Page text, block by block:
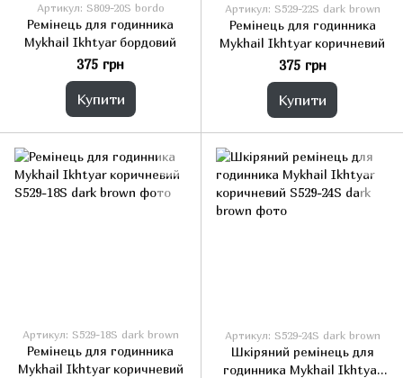
Артикул: S809-20S bordo
Ремінець для годинника
Mykhail Ikhtyar бордовий
375 грн
Купити
Артикул: S529-22S dark brown
Ремінець для годинника
Mykhail Ikhtyar коричневий
375 грн
Купити
Артикул: S529-18S dark brown
Ремінець для годинника
Mykhail Ikhtyar коричневий
Артикул: S529-24S dark brown
Шкіряний ремінець для
годинника Mykhail Ikhtyar